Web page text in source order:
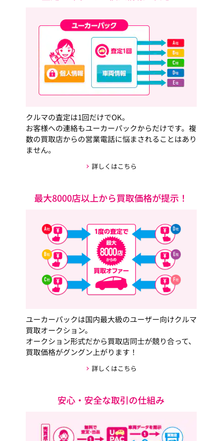
クルマの査定は1回だけでOK。
お客様への連絡もユーカーパックからだけです。複
数の買取店からの営業電話に悩まされることはあり
ません。
詳しくはこちら
最大8000店以上から買取価格が提示！
ユーカーパックは国内最大級のユーザー向けクルマ
買取オークション。
オークション形式だから買取店同士が競り合って、
買取価格がグングン上がります！
詳しくはこちら
安心・安全な取引の仕組み